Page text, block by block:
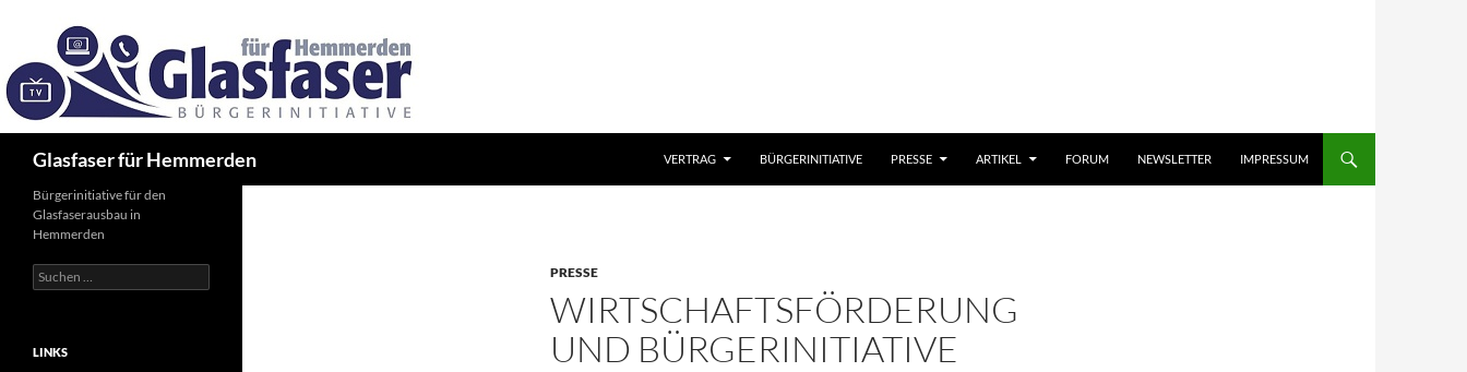
springen
Glasfaser für Hemmerden VERTRAG BÜRGERINITIATIVE PRESSE ARTIKEL FORUM NEWSLETTER IMPRESSUM
PRESSE
WIRTSCHAFTSFÖRDERUNG
UND BÜRGERINITIATIVE
Bürgerinitiative für den
Glasfaserausbau in
Hemmerden
Suche
nach:
LINKS